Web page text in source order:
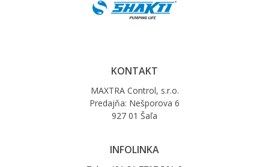
KONTAKT
MAXTRA Control, s.r.o.
Predajňa: Nešporova 6
927 01 Šaľa
INFOLINKA